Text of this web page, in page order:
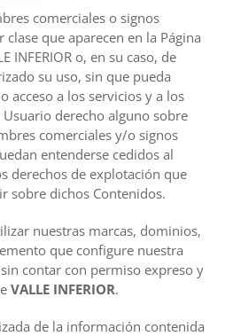
comerciales o signos
que aparecen en la Página
INFERIOR o, en su caso, de
su uso, sin que pueda
acceso a los servicios y a los
derecho alguno sobre
comerciales y/o signos
entenderse cedidos al
derechos de explotación que
sobre dichos Contenidos.
nuestras marcas, dominios,
que configure nuestra
contar con permiso expreso y
VALLE INFERIOR.
de la información contenida